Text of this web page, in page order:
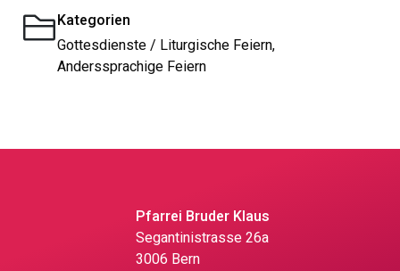
Kategorien
Gottesdienste / Liturgische Feiern,
Anderssprachige Feiern
Pfarrei Bruder Klaus
Segantinistrasse 26a
3006 Bern